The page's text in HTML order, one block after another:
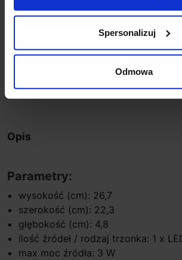
Spersonalizuj
Odmowa
Opis
Parametry:
wysokość (cm): 26,7
szerokość (cm): 22,3
głębokość (cm): 4,8
ilość źródeł / rodzaj trzonka: 1 x
max moc źródła: 3 W